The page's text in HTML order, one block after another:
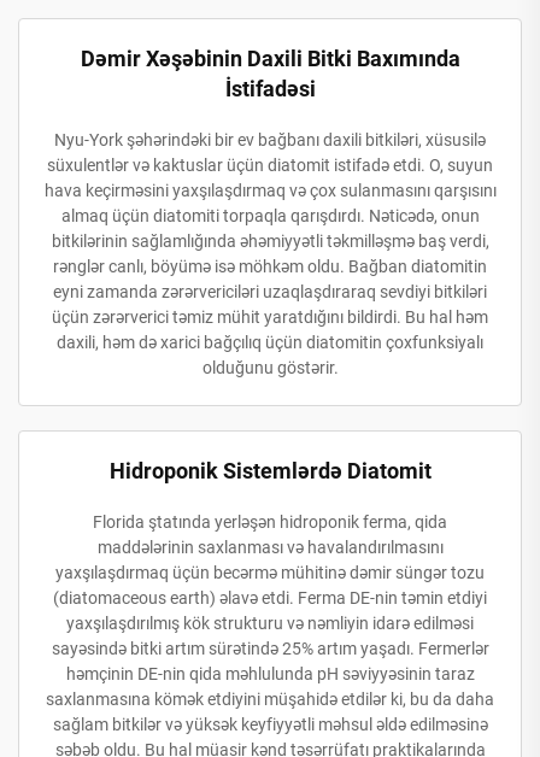
Dəmir Xəşəbinin Daxili Bitki Baxımında
İstifadəsi
Nyu-York şəhərindəki bir ev bağbanı daxili bitkiləri, xüsusilə
süxulentlər və kaktuslar üçün diatomit istifadə etdi. O, suyun
hava keçirməsini yaxşılaşdırmaq və çox sulanmasını qarşısını
almaq üçün diatomiti torpaqla qarışdırdı. Nəticədə, onun
bitkilərinin sağlamlığında əhəmiyyətli təkmilləşmə baş verdi,
rənglər canlı, böyümə isə möhkəm oldu. Bağban diatomitin
eyni zamanda zərərvericiləri uzaqlaşdıraraq sevdiyi bitkiləri
üçün zərərverici təmiz mühit yaratdığını bildirdi. Bu hal həm
daxili, həm də xarici bağçılıq üçün diatomitin çoxfunksiyalı
olduğunu göstərir.
Hidroponik Sistemlərdə Diatomit
Florida ştatında yerləşən hidroponik ferma, qida
maddələrinin saxlanması və havalandırılmasını
yaxşılaşdırmaq üçün becərmə mühitinə dəmir süngər tozu
(diatomaceous earth) əlavə etdi. Ferma DE-nin təmin etdiyi
yaxşılaşdırılmış kök strukturu və nəmliyin idarə edilməsi
sayəsində bitki artım sürətində 25% artım yaşadı. Fermerlər
həmçinin DE-nin qida məhlulunda pH səviyyəsinin taraz
saxlanmasına kömək etdiyini müşahidə etdilər ki, bu da daha
sağlam bitkilər və yüksək keyfiyyətli məhsul əldə edilməsinə
səbəb oldu. Bu hal müasir kənd təsərrüfatı praktikalarında